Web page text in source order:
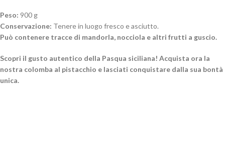
Peso: 900 g
Conservazione: Tenere in luogo fresco e asciutto.
Può contenere tracce di mandorla, nocciola e altri frutti a guscio.
Scopri il gusto autentico della Pasqua siciliana! Acquista ora la
nostra colomba al pistacchio e lasciati conquistare dalla sua bontà
unica.